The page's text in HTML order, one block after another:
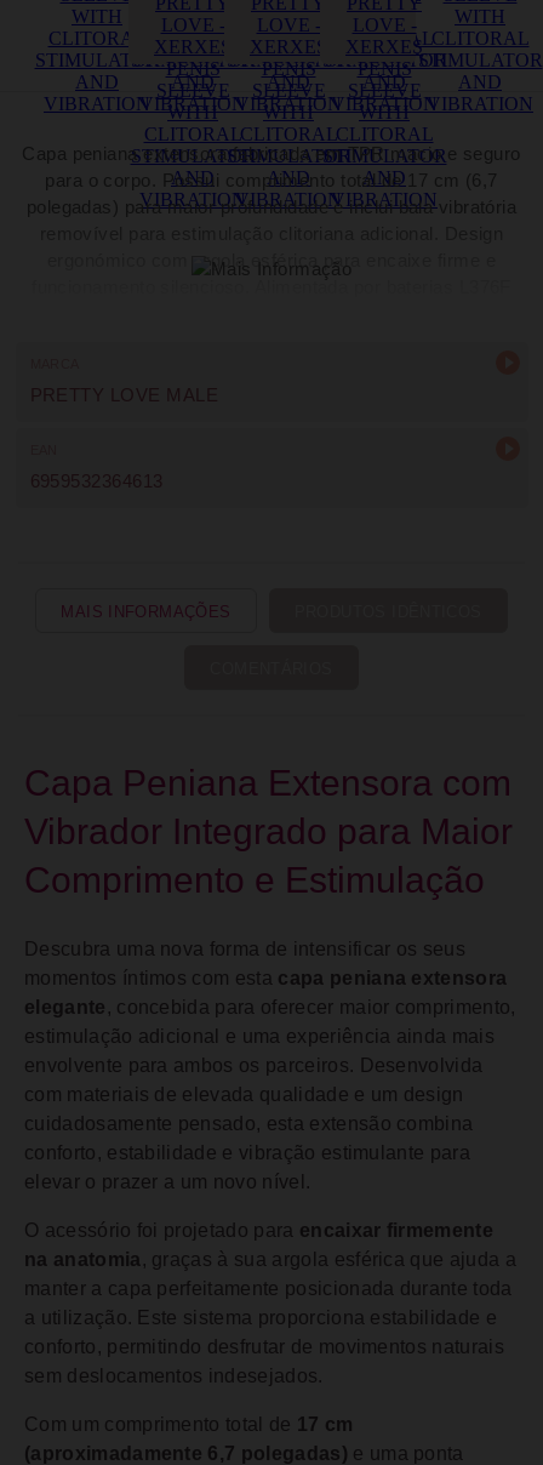
Capa peniana extensora fabricada em TPR macio e seguro
para o corpo. Possui comprimento total de 17 cm (6,7
polegadas) para maior profundidade e inclui bala vibratória
ergonómico com argola esférica para encaixe firme e
PRETTY LOVE MALE
6959532364613
MAIS INFORMAÇÕES
Capa Peniana Extensora com
Vibrador Integrado para Maior
Comprimento e Estimulação
Descubra uma nova forma de intensificar os seus
momentos íntimos com esta capa peniana extensora
elegante , concebida para oferecer maior comprimento,
estimulação adicional e uma experiência ainda mais
envolvente para ambos os parceiros. Desenvolvida
com materiais de elevada qualidade e um design
cuidadosamente pensado, esta extensão combina
conforto, estabilidade e vibração estimulante para
elevar o prazer a um novo nível.
O acessório foi projetado para encaixar firmemente
na anatomia , graças à sua argola esférica que ajuda a
manter a capa perfeitamente posicionada durante toda
a utilização. Este sistema proporciona estabilidade e
conforto, permitindo desfrutar de movimentos naturais
sem deslocamentos indesejados.
Com um comprimento total de 17 cm
(aproximadamente 6,7 polegadas) e uma ponta